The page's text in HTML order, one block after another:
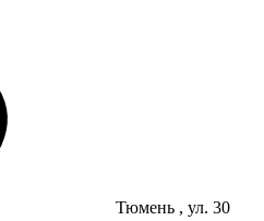
Тюмень , ул. 30